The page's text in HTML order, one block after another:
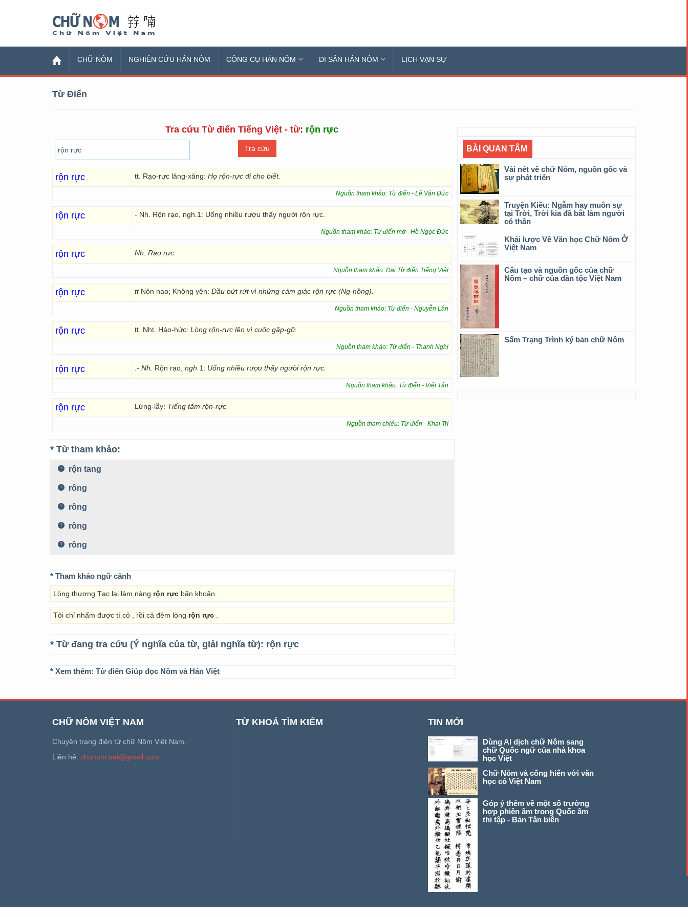
CHỮ NÔM NGHIÊN CỨU HÁN NÔM CÔNG CỤ HÁN NÔM DI SẢN HÁN NÔM LỊCH VẠN SỰ
Từ Điển
Tra cứu Từ điển Tiếng Việt - từ: rộn rực
rộn rực tt. Rạo-rực lăng-xăng: Họ rộn-rực đi cho biết.
Nguồn tham khảo: Từ điển - Lê Văn Đức
rộn rực - Nh. Rộn rạo, ngh.1: Uống nhiều rượu thấy người rộn rực.
Nguồn tham khảo: Từ điển mở - Hồ Ngọc Đức
rộn rực Nh. Rạo rực.
Nguồn tham khảo: Đại Từ điển Tiếng Việt
rộn rực tt Nôn nao; Không yên: Đầu bứt rứt vì những cảm giác rộn rực (Ng-hồng).
Nguồn tham khảo: Từ điển - Nguyễn Lân
rộn rực tt. Nht. Háo-hức: Lòng rộn-rực lên vì cuộc gặp-gỡ.
Nguồn tham khảo: Từ điển - Thanh Nghị
rộn rực .- Nh. Rộn rạo, ngh. 1: Uống nhiều rượu thấy người rộn rực.
Nguồn tham khảo: Từ điển - Việt Tân
rộn rực Lừng-lẫy: Tiếng tăm rộn-rực.
Nguồn tham chiếu: Từ điển - Khai Trí
* Từ tham khảo:
rộn tang
rông
rông
rông
rông
* Tham khảo ngữ cảnh
Lòng thương Tạc lại làm nàng rộn rực băn khoăn.
Tôi chỉ nhấm được tí cỏ , rồi cả đêm lòng rộn rực
* Từ đang tra cứu (Ý nghĩa của từ, giải nghĩa từ): rộn rực
* Xem thêm: Từ điển Giúp đọc Nôm và Hán Việt
BÀI QUAN TÂM
Vài nét về chữ Nôm, nguồn gốc và
sự phát triển
Truyện Kiều: Ngẫm hay muôn sự
tại Trời, Trời kia đã bắt làm người
có thân
Khái lược Về Văn học Chữ Nôm Ở
Việt Nam
Cấu tạo và nguồn gốc của chữ
Nôm – chữ của dân tộc Việt Nam
Sấm Trạng Trình ký bản chữ Nôm
CHỮ NÔM VIỆT NAM
Chuyên trang điện tử chữ Nôm Việt Nam.
Liên hệ: chunom.net@gmail.com
TỪ KHOÁ TÌM KIẾM TIN MỚI
Dùng AI dịch chữ Nôm sang
chữ Quốc ngữ của nhà khoa
học Việt
Chữ Nôm và cống hiến với văn
học cổ Việt Nam
Góp ý thêm về một số trường
hợp phiên âm trong Quốc âm
thi tập - Bản Tân biên